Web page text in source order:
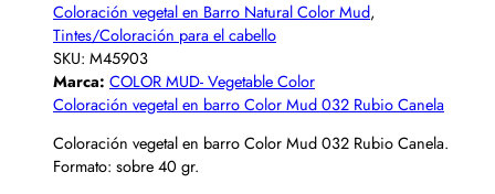
Coloración vegetal en Barro Natural Color Mud,
Tintes/Coloración para el cabello
SKU: M45903
Marca: COLOR MUD- Vegetable Color
Coloración vegetal en barro Color Mud 032 Rubio Canela
Coloración vegetal en barro Color Mud 032 Rubio Canela.
Formato: sobre 40 gr.